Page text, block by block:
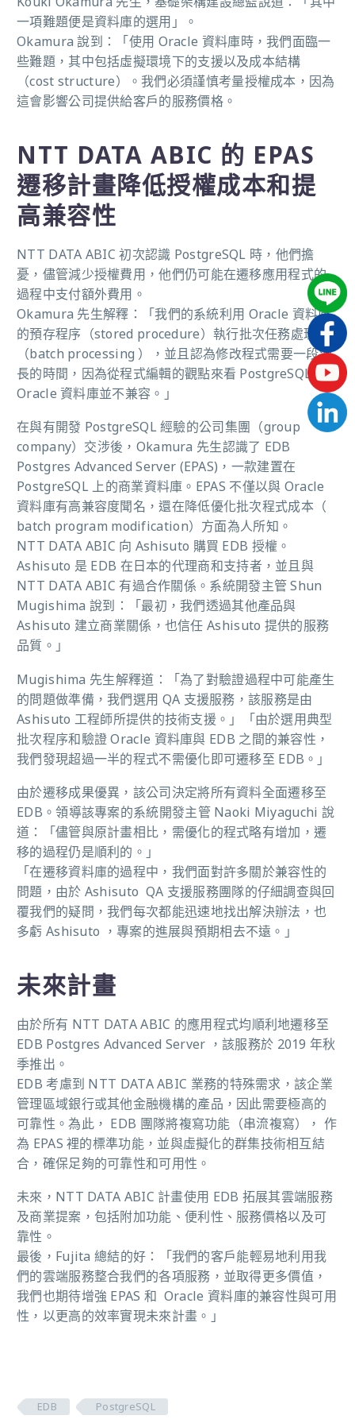
一項難題便是資料庫的選用」。
Okamura 說到：「使用 Oracle 資料庫時，我們面臨一
些難題，其中包括虛擬環境下的支援以及成本結構
（cost structure）。我們必須謹慎考量授權成本，因為
這會影響公司提供給客戶的服務價格。
NTT DATA ABIC 的 EPAS
遷移計畫降低授權成本和提
高兼容性
NTT DATA ABIC 初次認識 PostgreSQL 時，他們擔
憂，儘管減少授權費用，他們仍可能在遷移應用程式的
過程中支付額外費用。
Okamura 先生解釋：「我們的系統利用 Oracle 資料庫
的預存程序（stored procedure）執行批次任務處理
（batch processing ），並且認為修改程式需要一段漫
長的時間，因為從程式編輯的觀點來看 PostgreSQL 和
Oracle 資料庫並不兼容。」
在與有開發 PostgreSQL 經驗的公司集團（group
company）交涉後，Okamura 先生認識了 EDB
Postgres Advanced Server (EPAS)，一款建置在
PostgreSQL 上的商業資料庫。EPAS 不僅以與 Oracle
資料庫有高兼容度聞名，還在降低優化批次程式成本（
batch program modification）方面為人所知。
NTT DATA ABIC 向 Ashisuto 購買 EDB 授權。
Ashisuto 是 EDB 在日本的代理商和支持者，並且與
NTT DATA ABIC 有過合作關係。系統開發主管 Shun
Mugishima 說到：「最初，我們透過其他產品與
Ashisuto 建立商業關係，也信任 Ashisuto 提供的服務
品質。」
Mugishima 先生解釋道：「為了對驗證過程中可能產生
的問題做準備，我們選用 QA 支援服務，該服務是由
Ashisuto 工程師所提供的技術支援。」「由於選用典型
批次程序和驗證 Oracle 資料庫與 EDB 之間的兼容性，
我們發現超過一半的程式不需優化即可遷移至 EDB。」
由於遷移成果優異，該公司決定將所有資料全面遷移至
EDB。領導該專案的系統開發主管 Naoki Miyaguchi 說
道：「儘管與原計畫相比，需優化的程式略有增加，遷
移的過程仍是順利的。」
「在遷移資料庫的過程中，我們面對許多關於兼容性的
問題，由於 Ashisuto QA 支援服務團隊的仔細調查與回
覆我們的疑問，我們每次都能迅速地找出解決辦法，也
多虧 Ashisuto ，專案的進展與預期相去不遠。」
未來計畫
由於所有 NTT DATA ABIC 的應用程式均順利地遷移至
EDB Postgres Advanced Server ，該服務於 2019 年秋
季推出。
EDB 考慮到 NTT DATA ABIC 業務的特殊需求，該企業
管理區域銀行或其他金融機構的產品，因此需要極高的
可靠性。為此， EDB 團隊將複寫功能（串流複寫）， 作
為 EPAS 裡的標準功能，並與虛擬化的群集技術相互結
合，確保足夠的可靠性和可用性。
未來，NTT DATA ABIC 計畫使用 EDB 拓展其雲端服務
及商業提案，包括附加功能、便利性、服務價格以及可
靠性。
最後，Fujita 總結的好：「我們的客戶能輕易地利用我
們的雲端服務整合我們的各項服務，並取得更多價值，
我們也期待增強 EPAS 和 Oracle 資料庫的兼容性與可用
性，以更高的效率實現未來計畫。」
EDB PostgreSQL